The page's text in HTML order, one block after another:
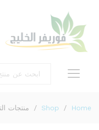
Home
/
Shop
/ منتجات